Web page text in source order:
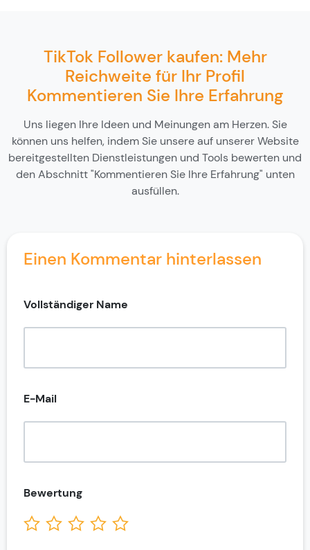
TikTok Follower kaufen: Mehr
Reichweite für Ihr Profil
Kommentieren Sie Ihre Erfahrung
Uns liegen Ihre Ideen und Meinungen am Herzen. Sie
können uns helfen, indem Sie unsere auf unserer Website
bereitgestellten Dienstleistungen und Tools bewerten und
den Abschnitt "Kommentieren Sie Ihre Erfahrung" unten
ausfüllen.
Einen Kommentar hinterlassen
Vollständiger Name
E-Mail
Bewertung